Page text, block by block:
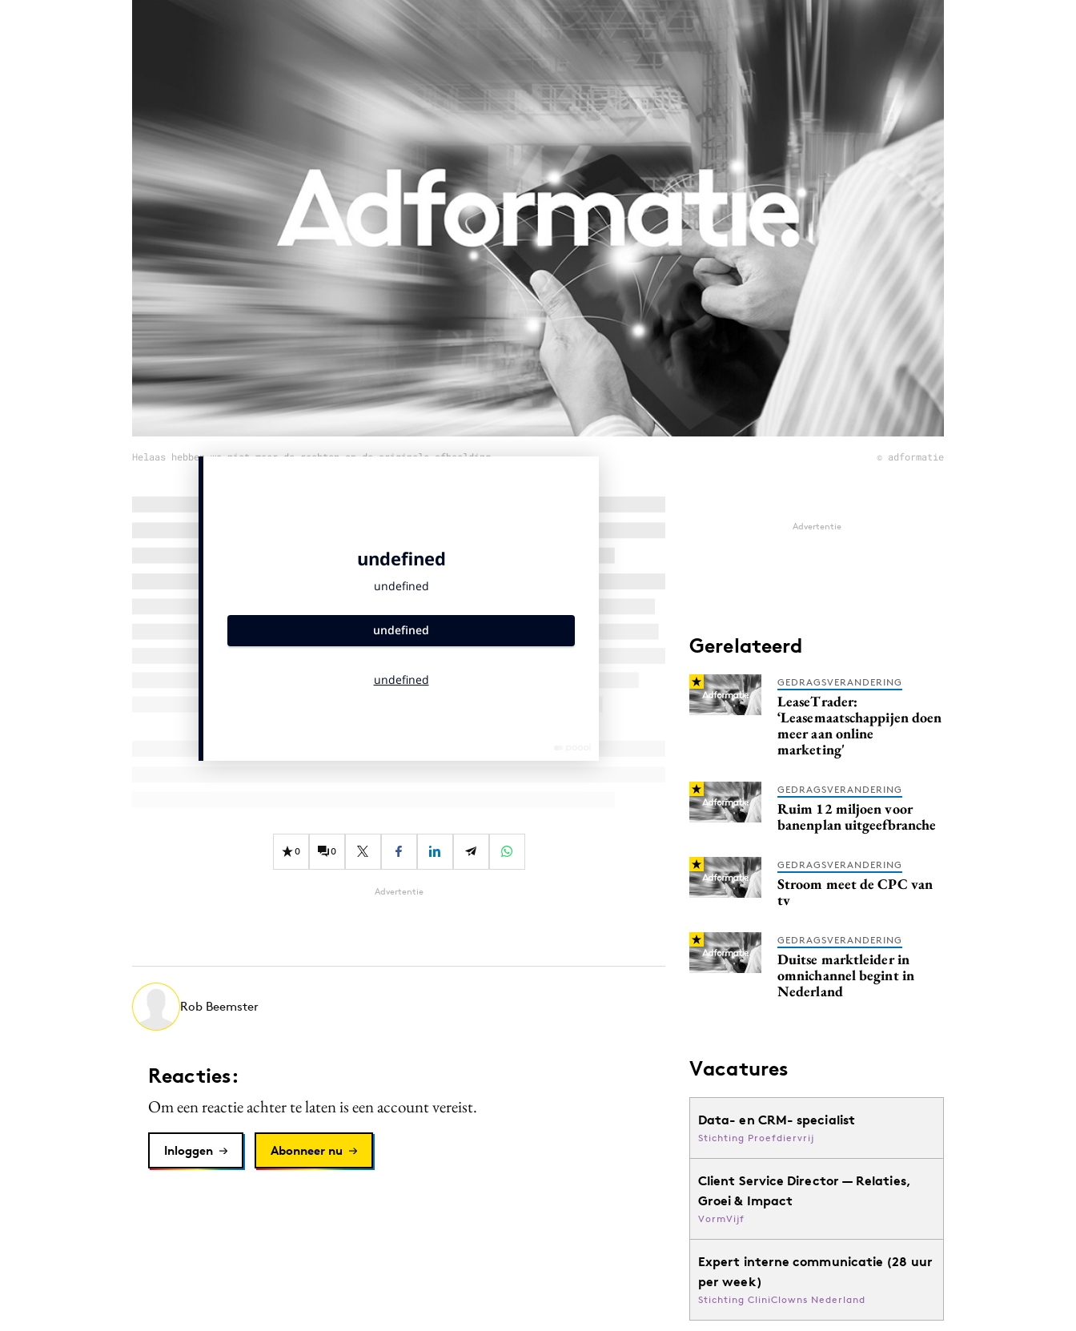
Gedragsverandering
Influencer marketing
Interne communicatie
Purpose Marketing
Reputatie & crisis
Helaas hebben we niet meer de rechten op de originele afbeelding © adformatie
0 0
Advertentie
Rob Beemster
Reacties:
Om een reactie achter te laten is een account vereist.
Inloggen Abonneer nu
Advertentie
Gerelateerd
GEDRAGSVERANDERING
LeaseTrader:
‘Leasemaatschappijen doen
meer aan online
marketing'
GEDRAGSVERANDERING
Ruim 12 miljoen voor
banenplan uitgeefbranche
GEDRAGSVERANDERING
Stroom meet de CPC van
tv
GEDRAGSVERANDERING
Duitse marktleider in
omnichannel begint in
Nederland
Vacatures
Data- en CRM- specialist
Stichting Proefdiervrij
Client Service Director — Relaties,
Groei & Impact
VormVijf
Expert interne communicatie (28 uur
per week)
Stichting CliniClowns Nederland